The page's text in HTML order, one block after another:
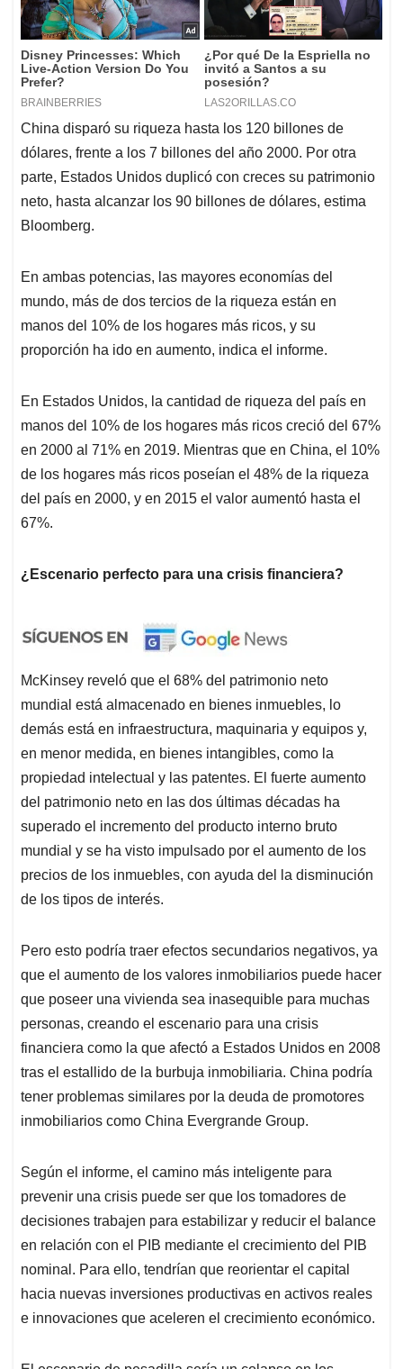
China disparó su riqueza hasta los 120 billones de
dólares, frente a los 7 billones del año 2000. Por otra
parte, Estados Unidos duplicó con creces su patrimonio
neto, hasta alcanzar los 90 billones de dólares, estima
Bloomberg.
En ambas potencias, las mayores economías del
mundo, más de dos tercios de la riqueza están en
manos del 10% de los hogares más ricos, y su
proporción ha ido en aumento, indica el informe.
En Estados Unidos, la cantidad de riqueza del país en
manos del 10% de los hogares más ricos creció del 67%
en 2000 al 71% en 2019. Mientras que en China, el 10%
de los hogares más ricos poseían el 48% de la riqueza
del país en 2000, y en 2015 el valor aumentó hasta el
67%.
¿Escenario perfecto para una crisis financiera?
McKinsey reveló que el 68% del patrimonio neto
mundial está almacenado en bienes inmuebles, lo
demás está en infraestructura, maquinaria y equipos y,
en menor medida, en bienes intangibles, como la
propiedad intelectual y las patentes. El fuerte aumento
del patrimonio neto en las dos últimas décadas ha
superado el incremento del producto interno bruto
mundial y se ha visto impulsado por el aumento de los
precios de los inmuebles, con ayuda del la disminución
de los tipos de interés.
Pero esto podría traer efectos secundarios negativos, ya
que el aumento de los valores inmobiliarios puede hacer
que poseer una vivienda sea inasequible para muchas
personas, creando el escenario para una crisis
financiera como la que afectó a Estados Unidos en 2008
tras el estallido de la burbuja inmobiliaria. China podría
tener problemas similares por la deuda de promotores
inmobiliarios como China Evergrande Group.
Según el informe, el camino más inteligente para
prevenir una crisis puede ser que los tomadores de
decisiones trabajen para estabilizar y reducir el balance
en relación con el PIB mediante el crecimiento del PIB
nominal. Para ello, tendrían que reorientar el capital
hacia nuevas inversiones productivas en activos reales
e innovaciones que aceleren el crecimiento económico.